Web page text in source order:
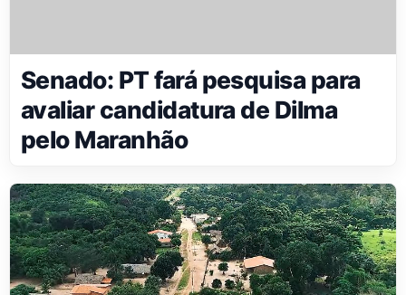
Senado: PT fará pesquisa para
avaliar candidatura de Dilma
pelo Maranhão